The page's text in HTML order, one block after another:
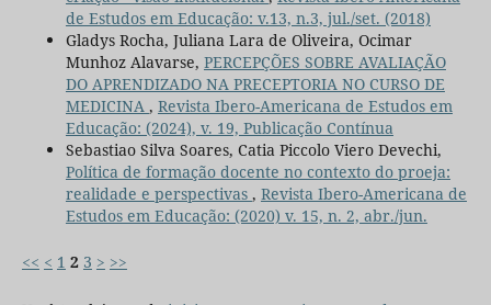
de Estudos em Educação: v.13, n.3, jul./set. (2018)
Gladys Rocha, Juliana Lara de Oliveira, Ocimar
Munhoz Alavarse, PERCEPÇÕES SOBRE AVALIAÇÃO
DO APRENDIZADO NA PRECEPTORIA NO CURSO DE
MEDICINA , Revista Ibero-Americana de Estudos em
Educação: (2024), v. 19, Publicação Contínua
Sebastiao Silva Soares, Catia Piccolo Viero Devechi,
Política de formação docente no contexto do proeja:
realidade e perspectivas , Revista Ibero-Americana de
Estudos em Educação: (2020) v. 15, n. 2, abr./jun.
<< < 1 2 3 > >>